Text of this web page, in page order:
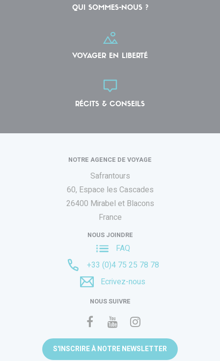
QUI SOMMES-NOUS ?
VOYAGER EN LIBERTÉ
RÉCITS & CONSEILS
NOTRE AGENCE DE VOYAGE
Safrantours
60, Espace les Cascades
26400 Mirabel et Blacons
France
NOUS JOINDRE
FAQ
+33 (0)4 75 25 78 78
Ecrivez-nous
NOUS SUIVRE
S'INSCRIRE À NOTRE NEWSLETTER